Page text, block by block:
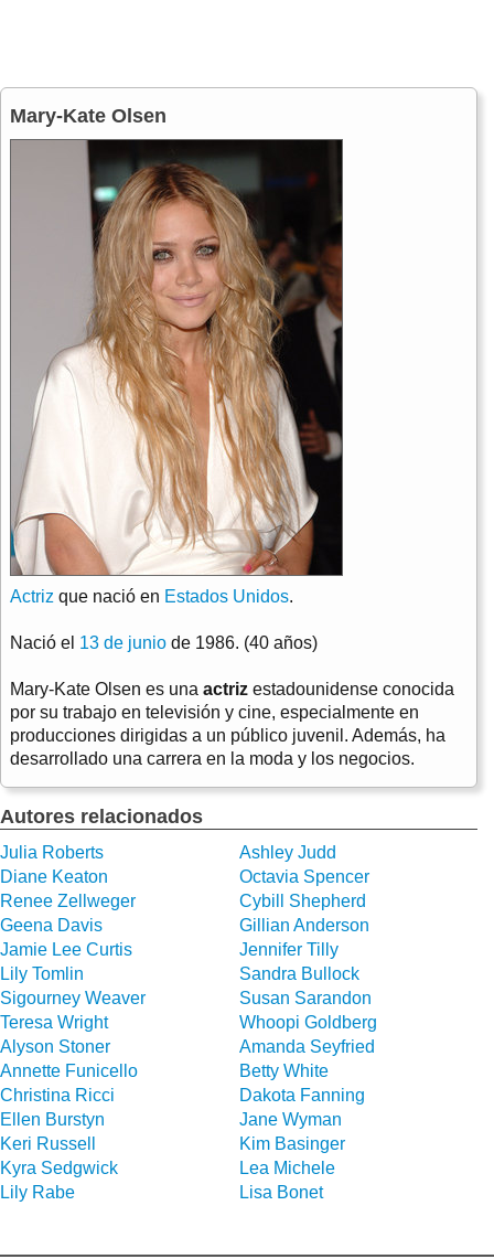
Mary-Kate Olsen
Actriz que nació en Estados Unidos.
Nació el 13 de junio de 1986. (40 años)
Mary-Kate Olsen es una actriz estadounidense conocida
por su trabajo en televisión y cine, especialmente en
producciones dirigidas a un público juvenil. Además, ha
desarrollado una carrera en la moda y los negocios.
Autores relacionados
Julia Roberts
Ashley Judd
Diane Keaton
Octavia Spencer
Renee Zellweger
Cybill Shepherd
Geena Davis
Gillian Anderson
Jamie Lee Curtis
Jennifer Tilly
Lily Tomlin
Sandra Bullock
Sigourney Weaver
Susan Sarandon
Teresa Wright
Whoopi Goldberg
Alyson Stoner
Amanda Seyfried
Annette Funicello
Betty White
Christina Ricci
Dakota Fanning
Ellen Burstyn
Jane Wyman
Keri Russell
Kim Basinger
Kyra Sedgwick
Lea Michele
Lily Rabe
Lisa Bonet